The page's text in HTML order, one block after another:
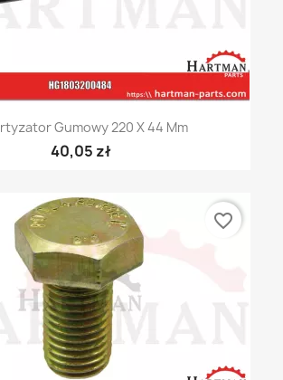
Gumowy 220 X 44 Mm
40,05 zł
favorite_border